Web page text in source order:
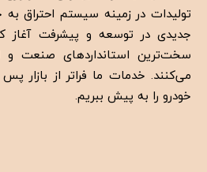
تولیدات در زمینه سیستم احتراق
جدیدی در توسعه و پیشرفت آغاز
سخت‌ترین استانداردهای صنعت و
می‌کنند. خدمات ما فراتر از
خودرو را به پیش ببریم.